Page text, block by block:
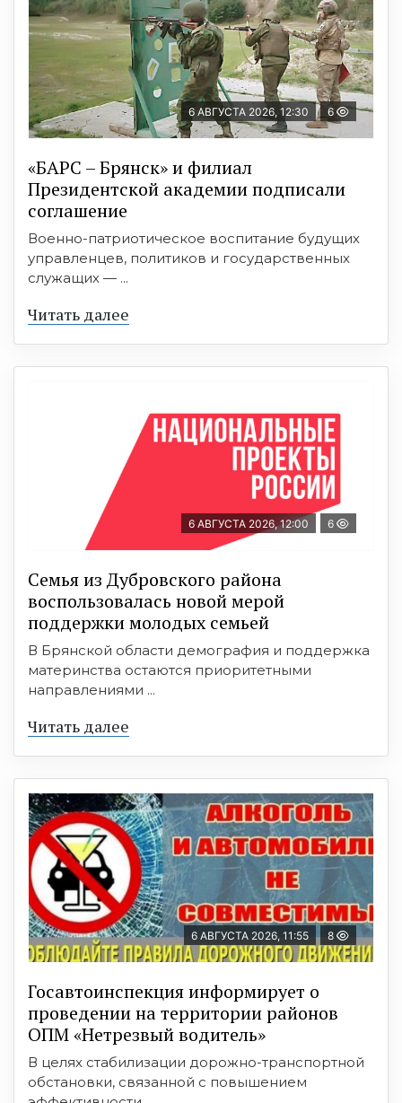
6 АВГУСТА 2026, 12:30 6
«БАРС – Брянск» и филиал
Президентской академии подписали
соглашение
Военно-патриотическое воспитание будущих
управленцев, политиков и государственных
служащих — ...
Читать далее
6 АВГУСТА 2026, 12:00 6
Семья из Дубровского района
воспользовалась новой мерой
поддержки молодых семьей
В Брянской области демография и поддержка
материнства остаются приоритетными
направлениями ...
Читать далее
6 АВГУСТА 2026, 11:55 8
Госавтоинспекция информирует о
проведении на территории районов
ОПМ «Нетрезвый водитель»
В целях стабилизации дорожно-транспортной
обстановки, связанной с повышением